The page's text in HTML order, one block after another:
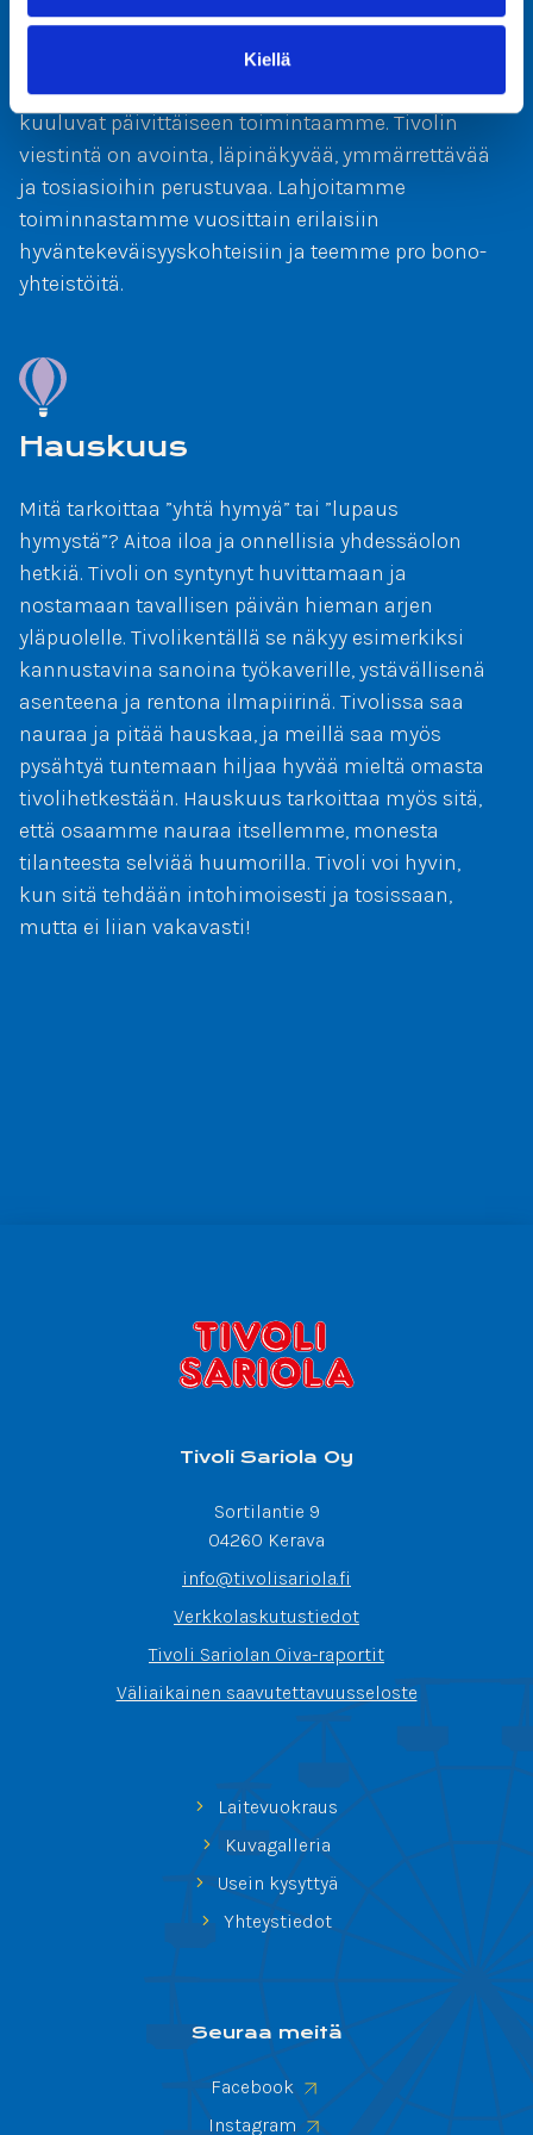
Kiellä
ympärivuotisesti, kiertueen aikana sekä
paikallisesti kiertuepaikkakunnillamme. Siisteys,
jätehuolto, energiatehokkuuden ja melunhallinta
kuuluvat päivittäiseen toimintaamme. Tivolin
viestintä on avointa, läpinäkyvää, ymmärrettävää
ja tosiasioihin perustuvaa. Lahjoitamme
toiminnastamme vuosittain erilaisiin
hyväntekeväisyyskohteisiin ja teemme pro bono-
yhteistöitä.
Hauskuus
Mitä tarkoittaa ”yhtä hymyä” tai ”lupaus
hymystä”? Aitoa iloa ja onnellisia yhdessäolon
hetkiä. Tivoli on syntynyt huvittamaan ja
nostamaan tavallisen päivän hieman arjen
yläpuolelle. Tivolikentällä se näkyy esimerkiksi
kannustavina sanoina työkaverille, ystävällisenä
asenteena ja rentona ilmapiirinä. Tivolissa saa
nauraa ja pitää hauskaa, ja meillä saa myös
pysähtyä tuntemaan hiljaa hyvää mieltä omasta
tivolihetkestään. Hauskuus tarkoittaa myös sitä,
että osaamme nauraa itsellemme, monesta
tilanteesta selviää huumorilla. Tivoli voi hyvin,
kun sitä tehdään intohimoisesti ja tosissaan,
mutta ei liian vakavasti!
Tivoli Sariola Oy
Sortilantie 9
04260 Kerava
info@tivolisariola.fi
Verkkolaskutustiedot
Tivoli Sariolan Oiva-raportit
Väliaikainen saavutettavuusseloste
Laitevuokraus
Kuvagalleria
Usein kysyttyä
Yhteystiedot
Seuraa meitä
Facebook
Instagram